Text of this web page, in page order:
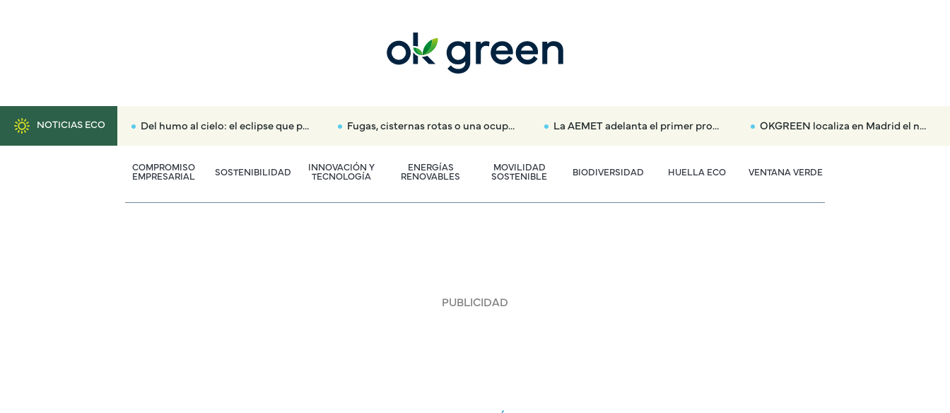
NOTICIAS ECO Del humo al cielo: el eclipse que puede reconciliarnos con el territorio Fugas, cisternas rotas o una ocupación: así alerta el Canal de Isabel II si consumes más agua en tu casa La AEMET adelanta el primer pronóstico oficial para el eclipse total: dónde habrá nubes y tormentas aisladas OKGREEN localiza en Madrid el nuevo radar que multará hasta con 3.000 euros a los coches más contaminantes
COMPROMISO
EMPRESARIAL
SOSTENIBILIDAD
INNOVACIÓN Y
TECNOLOGÍA
ENERGÍAS
RENOVABLES
MOVILIDAD
SOSTENIBLE
BIODIVERSIDAD HUELLA ECO VENTANA VERDE